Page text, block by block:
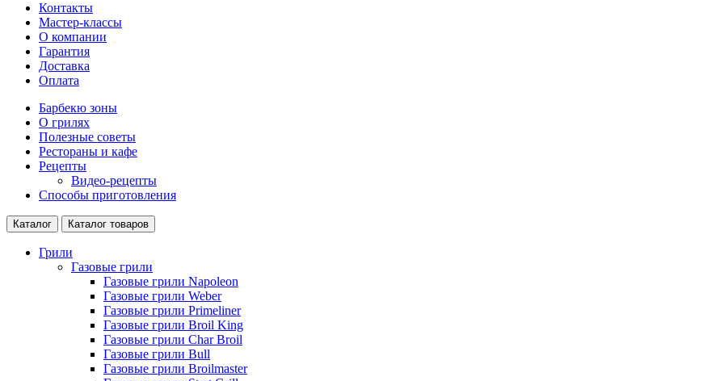
Контакты
Мастер-классы
О компании
Гарантия
Доставка
Оплата
Барбекю зоны
О грилях
Полезные советы
Рестораны и кафе
Рецепты
Видео-рецепты
Способы приготовления
Каталог Каталог товаров
Грили
Газовые грили
Газовые грили Napoleon
Газовые грили Weber
Газовые грили Primeliner
Газовые грили Broil King
Газовые грили Char Broil
Газовые грили Bull
Газовые грили Broilmaster